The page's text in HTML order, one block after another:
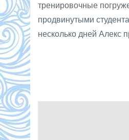
тренировочные
продвинутыми
несколько дней Алекс